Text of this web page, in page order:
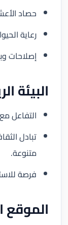
حصاد
رعاية
إصلاحات
البيئة
التفاعل
تبادل
متنوعة.
فرصة
الموقع